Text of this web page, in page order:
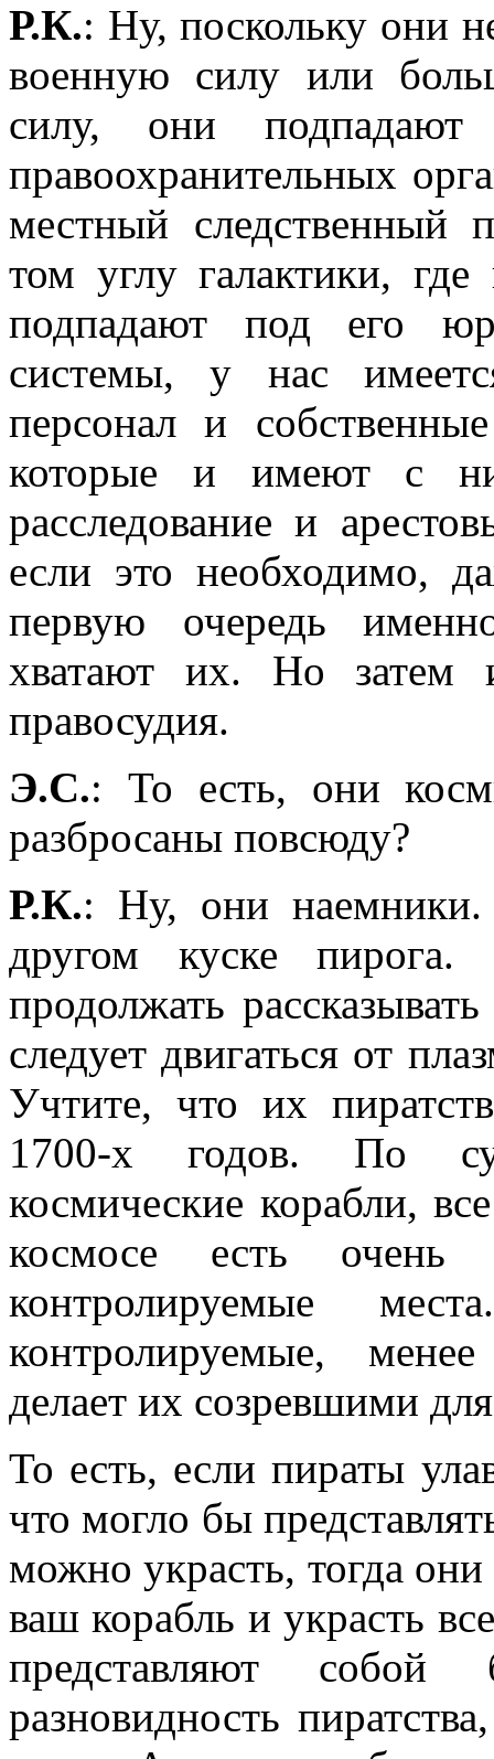
Р.К.: Ну, поскольку они
военную силу или
силу, они
правоохранительных
местный следственный
том углу галактики,
подпадают под его
системы, у нас
персонал и
которые и имеют с
расследование и
если это необходимо,
первую очередь
хватают их. Но затем
правосудия.
Э.С.: То есть, они
разбросаны повсюду?
Р.К.: Ну, они
другом куске
продолжать
следует двигаться от
Учтите, что их
1700-х годов. По
космические корабли,
космосе есть очень
контролируемые
контролируемые,
делает их созревшими
То есть, если пираты
что могло бы
можно украсть, тогда
ваш корабль и украсть
представляют
разновидность